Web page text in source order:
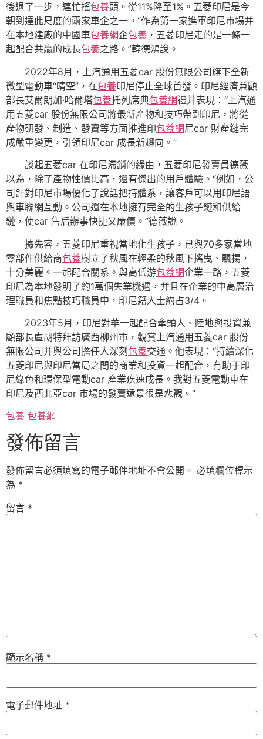
後退了一步，連忙搖包養頭。從11%降至1%。五菱印尼是今
朝到達此尺度的兩家車企之一。“作為第一家進軍印尼市場并
在本地建廠的中國車包養網企包養 ，五菱印尼走的是一條一
起配合共贏的成長包養之路。”韓德鴻說。
2022年8月，上汽通用五菱car 股份無限公司旗下全新
微型電動車“晴空”，在包養印尼停止全球首發。印尼經濟兼顧
部長艾爾朗加·哈爾塔包養托列席典包養網禮并表現：“上汽通
用五菱car 股份無限公司將最新產物和技巧帶到印尼，將從
產物研發、制造、發賣等方面推進印包養網尼car 財產鏈完
成嚴重變更，引領印尼car 成長新趨向。”
談起五菱car 在印尼滯銷的緣由，五菱印尼發賣員德薇
以為，除了產物性價比高，還有傑出的用戶體驗。“例如，公
司針對印尼市場優化了說話把持體系，讓客戶可以用印尼語
與車聯網互動。公司還在本地擁有完全的生孩子鏈和供給
鏈，使car 售后辦事快捷又廉價。”德薇說。
據先容，五菱印尼重視當地化生孩子，已與70多家當地
零部件供給商包養樹立了秋風在輕柔的秋風下搖曳、飄揚，
十分美麗。一起配合關系。與高低游包養網企業一路，五菱
印尼為本地發明了約1萬個失業機遇，并且在企業的中高層治
理職員和焦點技巧職員中，印尼籍人士約占3/4。
2023年5月，印尼對華一起配合牽頭人、陸地與投資兼
顧部長盧胡特拜訪廣西柳州市，觀賞上汽通用五菱car 股份
無限公司并與公司擔任人深刻包養交通。他表現：“持續深化
五菱印尼與印尼當局之間的商業和投資一起配合，有助于印
尼綠色和環保型電動car 產業疾速成長。我對五菱電動車在
印尼及西北亞car 市場的發賣遠景很是悲觀。”
包養 包養網
發佈留言
發佈留言必須填寫的電子郵件地址不會公開。 必填欄位標示
為 *
留言 *
顯示名稱 *
電子郵件地址 *